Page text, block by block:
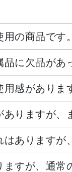
の商品です。
品に欠品があ
用感がありま
りますが、
ありますが
すが、通常